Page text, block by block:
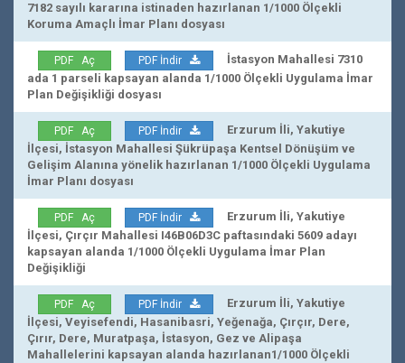
7182 sayılı kararına istinaden hazırlanan 1/1000 Ölçekli
Koruma Amaçlı İmar Planı dosyası
PDF Aç PDF İndir
İstasyon Mahallesi 7310
ada 1 parseli kapsayan alanda 1/1000 Ölçekli Uygulama İmar
Plan Değişikliği dosyası
PDF Aç PDF İndir
Erzurum İli, Yakutiye
İlçesi, İstasyon Mahallesi Şükrüpaşa Kentsel Dönüşüm ve
Gelişim Alanına yönelik hazırlanan 1/1000 Ölçekli Uygulama
İmar Planı dosyası
PDF Aç PDF İndir
Erzurum İli, Yakutiye
İlçesi, Çırçır Mahallesi I46B06D3C paftasındaki 5609 adayı
kapsayan alanda 1/1000 Ölçekli Uygulama İmar Plan
Değişikliği
PDF Aç PDF İndir
Erzurum İli, Yakutiye
İlçesi, Veyisefendi, Hasanibasri, Yeğenağa, Çırçır, Dere,
Çırır, Dere, Muratpaşa, İstasyon, Gez ve Alipaşa
Mahallelerini kapsayan alanda hazırlanan1/1000 Ölçekli